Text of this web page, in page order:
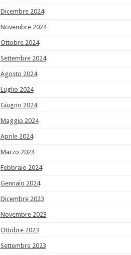
Dicembre 2024
Novembre 2024
Ottobre 2024
Settembre 2024
Agosto 2024
Luglio 2024
Giugno 2024
Maggio 2024
Aprile 2024
Marzo 2024
Febbraio 2024
Gennaio 2024
Dicembre 2023
Novembre 2023
Ottobre 2023
Settembre 2023